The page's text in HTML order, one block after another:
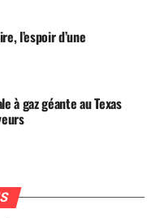
l’espoir d’une
à gaz géante au Texas